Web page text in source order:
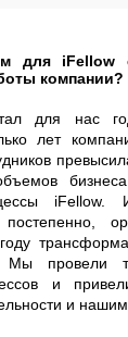
для iFellow
компании?
для нас
лет
постепенно,
Мы провели
и
и